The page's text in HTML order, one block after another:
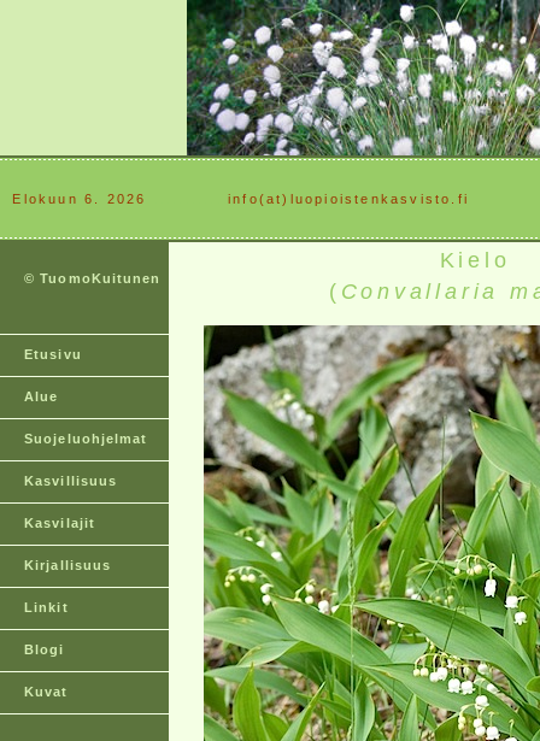
Elokuun 6. 2026 ............info(at)luopioistenkasvisto.fi
© TuomoKuitunen
Etusivu
Alue
Suojeluohjelmat
Kasvillisuus
Kasvilajit
Kirjallisuus
Linkit
Blogi
Kuvat
Kielo
( Convallaria